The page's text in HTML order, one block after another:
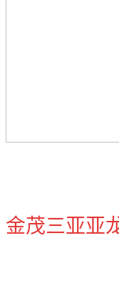
金茂三亚亚